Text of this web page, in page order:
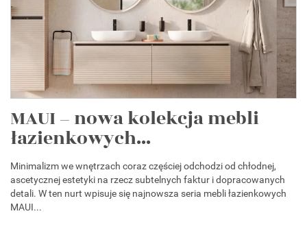
MAUI – nowa kolekcja mebli
łazienkowych...
Minimalizm we wnętrzach coraz częściej odchodzi od chłodnej,
ascetycznej estetyki na rzecz subtelnych faktur i dopracowanych
detali. W ten nurt wpisuje się najnowsza seria mebli łazienkowych
MAUI...